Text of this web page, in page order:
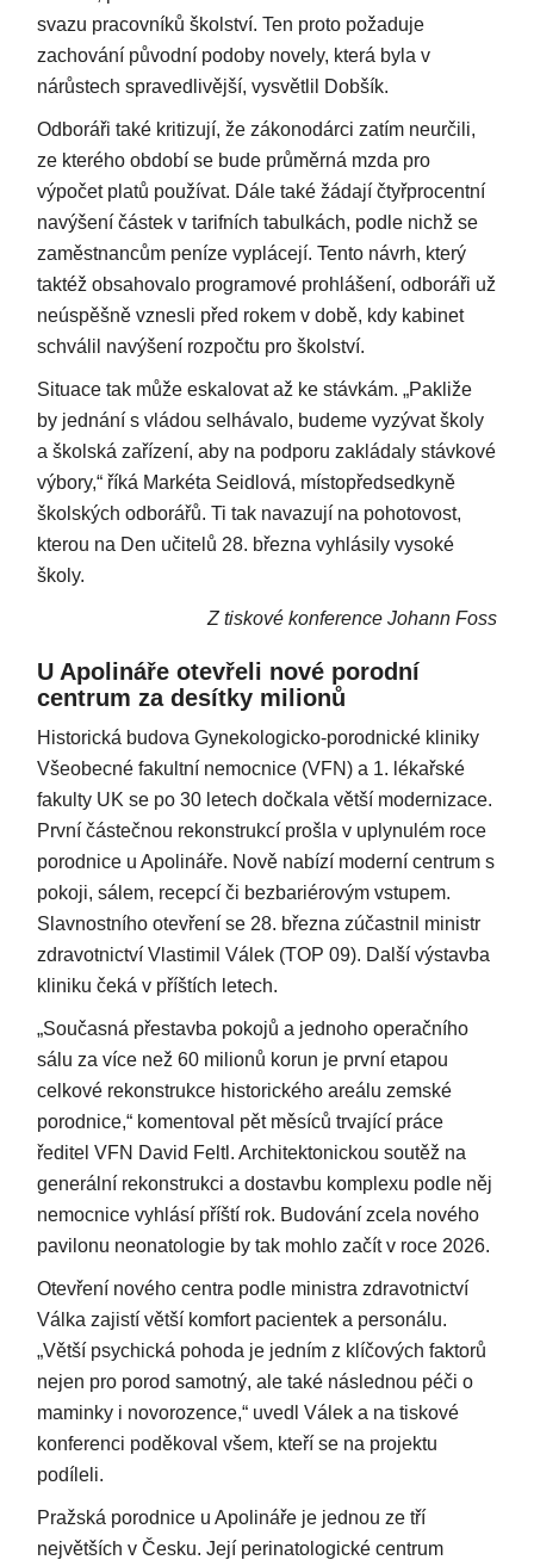
svazu pracovníků školství. Ten proto požaduje
zachování původní podoby novely, která byla v
nárůstech spravedlivější, vysvětlil Dobšík.
Odboráři také kritizují, že zákonodárci zatím neurčili,
ze kterého období se bude průměrná mzda pro
výpočet platů používat. Dále také žádají čtyřprocentní
navýšení částek v tarifních tabulkách, podle nichž se
zaměstnancům peníze vyplácejí. Tento návrh, který
taktéž obsahovalo programové prohlášení, odboráři už
neúspěšně vznesli před rokem v době, kdy kabinet
schválil navýšení rozpočtu pro školství.
Situace tak může eskalovat až ke stávkám. „Pakliže
by jednání s vládou selhávalo, budeme vyzývat školy
a školská zařízení, aby na podporu zakládaly stávkové
výbory,“ říká Markéta Seidlová, místopředsedkyně
školských odborářů. Ti tak navazují na pohotovost,
kterou na Den učitelů 28. března vyhlásily vysoké
školy.
Z tiskové konference Johann Foss
U Apolináře otevřeli nové porodní
centrum za desítky milionů
Historická budova Gynekologicko-porodnické kliniky
Všeobecné fakultní nemocnice (VFN) a 1. lékařské
fakulty UK se po 30 letech dočkala větší modernizace.
První částečnou rekonstrukcí prošla v uplynulém roce
porodnice u Apolináře. Nově nabízí moderní centrum s
pokoji, sálem, recepcí či bezbariérovým vstupem.
Slavnostního otevření se 28. března zúčastnil ministr
zdravotnictví Vlastimil Válek (TOP 09). Další výstavba
kliniku čeká v příštích letech.
„Současná přestavba pokojů a jednoho operačního
sálu za více než 60 milionů korun je první etapou
celkové rekonstrukce historického areálu zemské
porodnice,“ komentoval pět měsíců trvající práce
ředitel VFN David Feltl. Architektonickou soutěž na
generální rekonstrukci a dostavbu komplexu podle něj
nemocnice vyhlásí příští rok. Budování zcela nového
pavilonu neonatologie by tak mohlo začít v roce 2026.
Otevření nového centra podle ministra zdravotnictví
Válka zajistí větší komfort pacientek a personálu.
„Větší psychická pohoda je jedním z klíčových faktorů
nejen pro porod samotný, ale také následnou péči o
maminky i novorozence,“ uvedl Válek a na tiskové
konferenci poděkoval všem, kteří se na projektu
podíleli.
Pražská porodnice u Apolináře je jednou ze tří
největších v Česku. Její perinatologické centrum